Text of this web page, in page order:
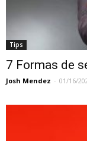
Tips
7 Formas de
Josh Mendez - 01/16/